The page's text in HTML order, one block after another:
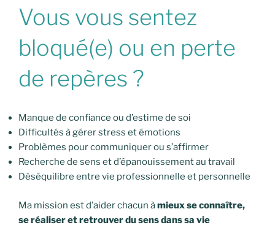
Vous vous sentez
bloqué(e) ou en perte
de repères ?
Manque de confiance ou d’estime de soi
Difficultés à gérer stress et émotions
Problèmes pour communiquer ou s’affirmer
Recherche de sens et d’épanouissement au travail
Déséquilibre entre vie professionnelle et personnelle
Ma mission est d’aider chacun àmieux se connaître,
se réaliser et retrouver du sens dans sa vie